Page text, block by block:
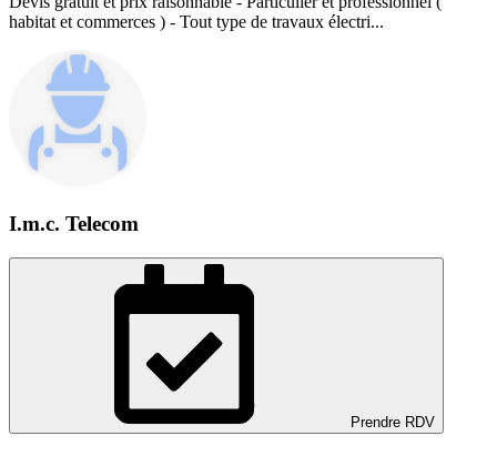
habitat et commerces ) - Tout type de travaux électri...
I.m.c. Telecom
Prendre RDV